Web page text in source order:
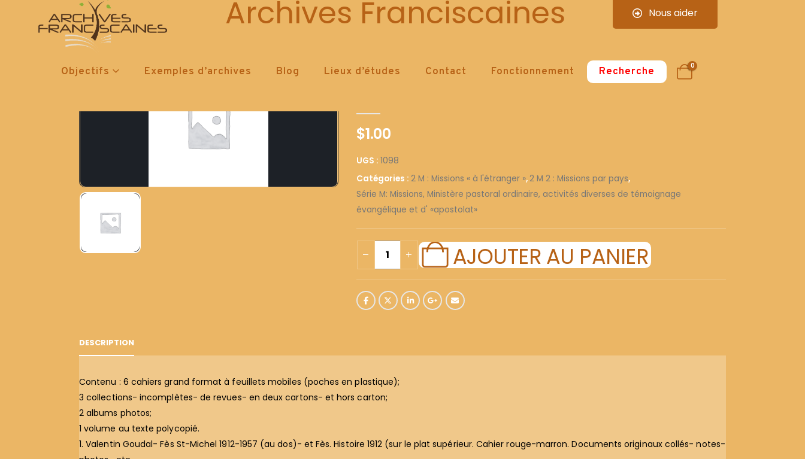
Archives Franciscaines Nous aider
Objectifs Exemples d’archives Blog Lieux d’études Contact Fonctionnement Recherche 0
1098
$1.00
UGS : 1098
Catégories : 2 M : Missions « à l'étranger »,2 M 2 : Missions par pays,
Série M: Missions, Ministère pastoral ordinaire, activités diverses de témoignage
évangélique et d' «apostolat»
AJOUTER AU PANIER
DESCRIPTION
Contenu : 6 cahiers grand format à feuillets mobiles (poches en plastique);
3 collections- incomplètes- de revues- en deux cartons- et hors carton;
2 albums photos;
1 volume au texte polycopié.
1. Valentin Goudal- Fès St-Michel 1912-1957 (au dos)- et Fès. Histoire 1912 (sur le plat supérieur. Cahier rouge-marron. Documents originaux collés- notes-